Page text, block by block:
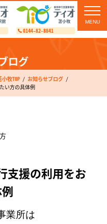
0144-82-8841
ログ
牧TOP
お知らせブログ
い方の具体例
支援の利用をお
業所は